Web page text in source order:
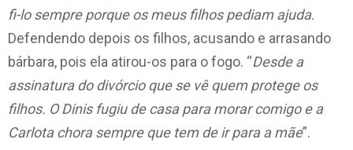
fi-lo sempre porque os meus filhos pediam ajuda.
Defendendo depois os filhos, acusando e arrasando
bárbara, pois ela atirou-os para o fogo. “Desde a
assinatura do divórcio que se vê quem protege os
filhos. O Dinis fugiu de casa para morar comigo e a
Carlota chora sempre que tem de ir para a mãe”.